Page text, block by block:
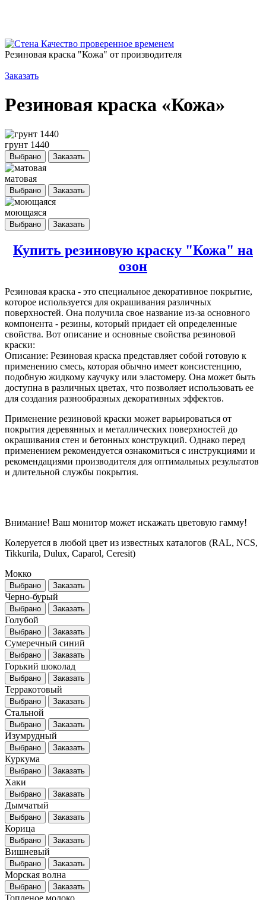
Качество проверенное временем
Резиновая краска "Кожа" от производителя
Заказать
Резиновая краска «Кожа»
грунт 1440
Выбрано Заказать
матовая
Выбрано Заказать
моющаяся
Выбрано Заказать
Купить резиновую краску "Кожа" на
озон
Резиновая краска - это специальное декоративное покрытие,
которое используется для окрашивания различных
поверхностей. Она получила свое название из-за основного
компонента - резины, который придает ей определенные
свойства. Вот описание и основные свойства резиновой
краски:
Описание: Резиновая краска представляет собой готовую к
применению смесь, которая обычно имеет консистенцию,
подобную жидкому каучуку или эластомеру. Она может быть
доступна в различных цветах, что позволяет использовать ее
для создания разнообразных декоративных эффектов.
Применение резиновой краски может варьироваться от
покрытия деревянных и металлических поверхностей до
окрашивания стен и бетонных конструкций. Однако перед
применением рекомендуется ознакомиться с инструкциями и
рекомендациями производителя для оптимальных результатов
и длительной службы покрытия.
Внимание! Ваш монитор может искажать цветовую гамму!
Колеруется в любой цвет из известных каталогов (RAL, NCS,
Tikkurila, Dulux, Caparol, Ceresit)
Мокко
Выбрано Заказать
Черно-бурый
Выбрано Заказать
Голубой
Выбрано Заказать
Сумеречный синий
Выбрано Заказать
Горький шоколад
Выбрано Заказать
Терракотовый
Выбрано Заказать
Стальной
Выбрано Заказать
Изумрудный
Выбрано Заказать
Куркума
Выбрано Заказать
Хаки
Выбрано Заказать
Дымчатый
Выбрано Заказать
Корица
Выбрано Заказать
Вишневый
Выбрано Заказать
Морская волна
Выбрано Заказать
Топленое молоко